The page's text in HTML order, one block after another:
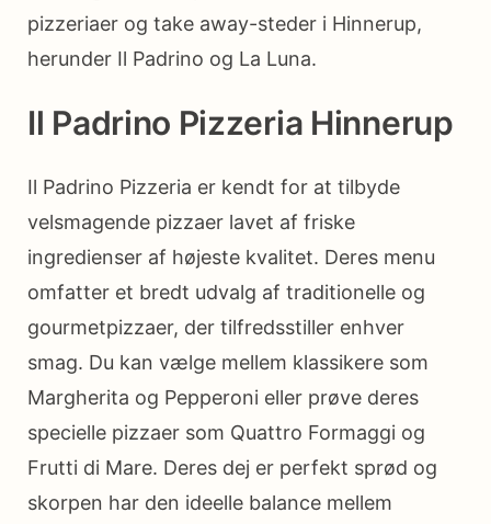
pizzeriaer og take away-steder i Hinnerup,
herunder Il Padrino og La Luna.
Il Padrino Pizzeria Hinnerup
Il Padrino Pizzeria er kendt for at tilbyde
velsmagende pizzaer lavet af friske
ingredienser af højeste kvalitet. Deres menu
omfatter et bredt udvalg af traditionelle og
gourmetpizzaer, der tilfredsstiller enhver
smag. Du kan vælge mellem klassikere som
Margherita og Pepperoni eller prøve deres
specielle pizzaer som Quattro Formaggi og
Frutti di Mare. Deres dej er perfekt sprød og
skorpen har den ideelle balance mellem